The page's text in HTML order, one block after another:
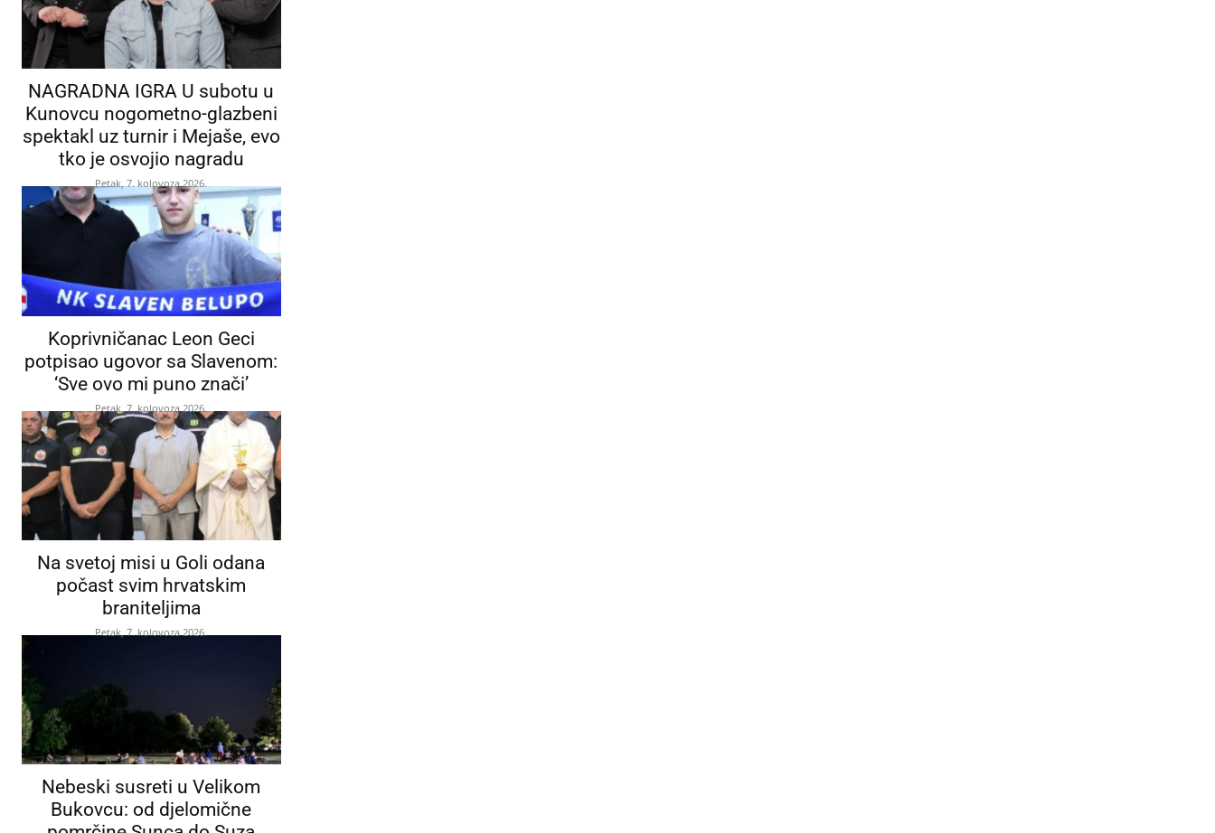
NAGRADNA IGRA U subotu u
Kunovcu nogometno-glazbeni
spektakl uz turnir i Mejaše, evo
tko je osvojio nagradu
Petak, 7. kolovoza 2026.
Koprivničanac Leon Geci
potpisao ugovor sa Slavenom:
‘Sve ovo mi puno znači’
Petak, 7. kolovoza 2026.
Na svetoj misi u Goli odana
počast svim hrvatskim
braniteljima
Petak, 7. kolovoza 2026.
Nebeski susreti u Velikom
Bukovcu: od djelomične